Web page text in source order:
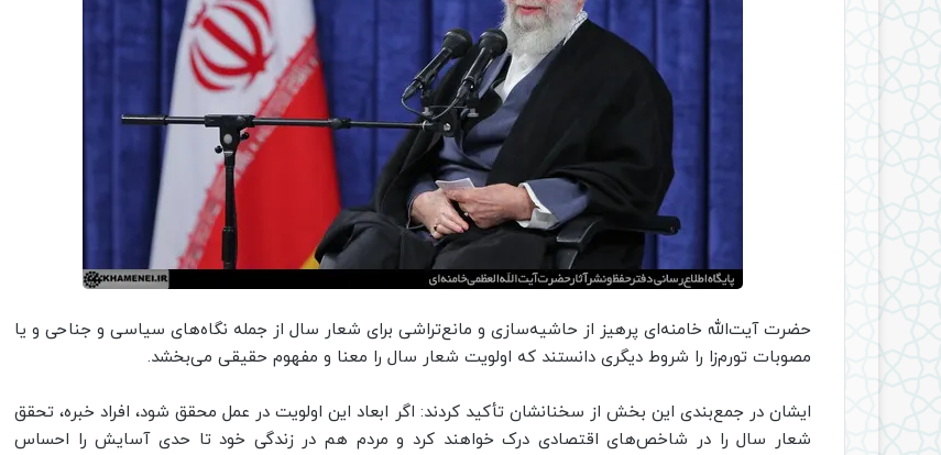
حضرت آیت‌الله خامنه‌ای پرهیز از حاشیه‌سازی و مانع‌تراشی برای شعار سال از جمله نگاه‌‌های سیاسی و جناحی و یا
مصوبات تورم‌زا را شروط دیگری دانستند که اولویت شعار سال را معنا و مفهوم حقیقی می‌بخشد.
ایشان در جمع‌بندی این بخش از سخنانشان تأکید کردند: اگر ابعاد این اولویت در عمل محقق شود، افراد خبره، تحقق
شعار سال را در شاخص‌های اقتصادی درک خواهند کرد و مردم هم در زندگی خود تا حدی آسایش را احساس